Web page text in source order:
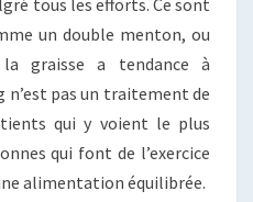
tous les efforts. Ce sont
un double menton, ou
graisse a tendance à
n’est pas un traitement de
qui y voient le plus
qui font de l’exercice
alimentation équilibrée.